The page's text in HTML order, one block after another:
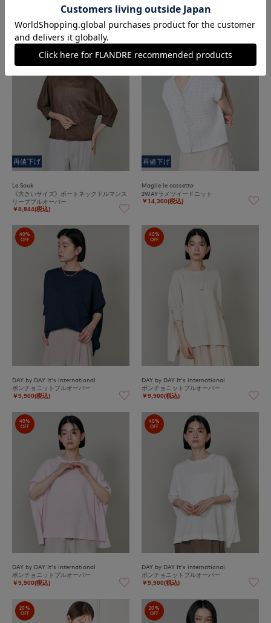
リーブプルオーバー
￥8,844(税込)
60%
OFF
再値下げ
Le Souk
《大きいサイズ》ボートネックドルマンス
リーブプルオーバー
￥8,844(税込)
OFF
再値下げ
Maglie le cassetto
2WAYラメツイードニット
￥14,300(税込)
40%
OFF
DAY by DAY It's international
ポンチョニットプルオーバー
￥9,900(税込)
40%
OFF
DAY by DAY It's international
ポンチョニットプルオーバー
￥9,900(税込)
40%
OFF
DAY by DAY It's international
ポンチョニットプルオーバー
￥9,900(税込)
40%
OFF
DAY by DAY It's international
ポンチョニットプルオーバー
￥9,900(税込)
20%
OFF
20%
OFF